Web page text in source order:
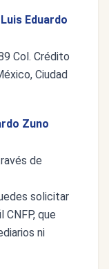
Eduardo
Col. Crédito
Ciudad
Zuno
de
solicitar
que
ni